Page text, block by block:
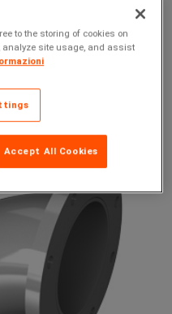
KCR UNI-GAS
to the storing of cookies on
analyze site usage, and assist
Accept All Cookies